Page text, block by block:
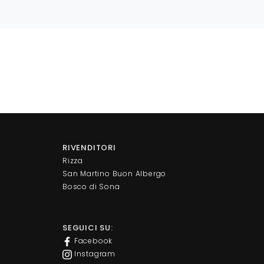
RIVENDITORI
Rizza
San Martino Buon Albergo
Bosco di Sona
SEGUICI SU:
Facebook
Instagram